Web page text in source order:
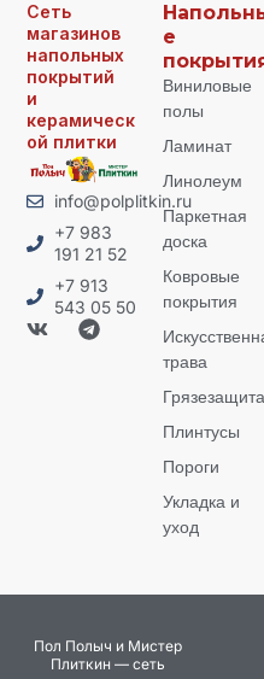
Сеть
магазинов
напольных
покрытий
и
керамическ
ой плитки
info@polplitkin.ru
+7 983
191 21 52
+7 913
543 05 50
е
Виниловые
полы
Ламинат
Линолеум
Паркетная
доска
Ковровые
покрытия
трава
Грязезащита
Плинтусы
Пороги
Укладка и
уход
Пол Полыч и Мистер
Плиткин — сеть